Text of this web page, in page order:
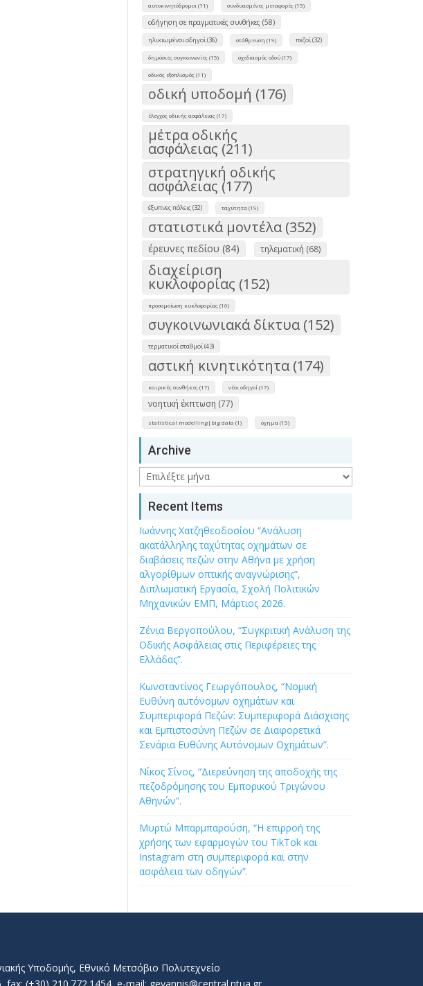
αυτοκινητόδρομοι (11) συνδυασμένες μεταφορές (15)
οδήγηση σε πραγματικές συνθήκες (58)
ηλικιωμένοι οδηγοί (36) στάθμευση (19) πεζοί (32)
δημόσιες συγκοινωνίες (15) σχεδιασμός οδού (17)
οδικός εξοπλισμός (11)
οδική υποδομή (176)
έλεγχος οδικής ασφάλειας (17)
μέτρα οδικής
ασφάλειας (211)
στρατηγική οδικής
ασφάλειας (177)
έξυπνες πόλεις (32) ταχύτητα (19)
στατιστικά μοντέλα (352)
έρευνες πεδίου (84) τηλεματική (68)
διαχείριση
κυκλοφορίας (152)
προσομοίωση κυκλοφορίας (16)
συγκοινωνιακά δίκτυα (152)
τερματικοί σταθμοί (43)
αστική κινητικότητα (174)
καιρικές συνθήκες (17) νέοι οδηγοί (17)
νοητική έκπτωση (77)
statistical modelling|big data (1) όχημα (15)
Archive
Archive
Recent Items
Ιωάννης Χατζηθεοδοσίου “Ανάλυση
ακατάλληλης ταχύτητας οχημάτων σε
διαβάσεις πεζών στην Αθήνα με χρήση
αλγορίθμων οπτικής αναγνώρισης”,
Διπλωματική Εργασία, Σχολή Πολιτικών
Μηχανικών ΕΜΠ, Μάρτιος 2026.
Ζένια Βεργοπούλου, “Συγκριτική Ανάλυση της
Οδικής Ασφάλειας στις Περιφέρειες της
Ελλάδας”.
Κωνσταντίνος Γεωργόπουλος, “Νομική
Ευθύνη αυτόνομων οχημάτων και
Συμπεριφορά Πεζών: Συμπεριφορά Διάσχισης
και Εμπιστοσύνη Πεζών σε Διαφορετικά
Σενάρια Ευθύνης Αυτόνομων Οχημάτων”.
Νίκος Σίνος, “Διερεύνηση της αποδοχής της
πεζοδρόμησης του Εμπορικού Τριγώνου
Αθηνών”.
Μυρτώ Μπαρμπαρούση, “Η επιρροή της
χρήσης των εφαρμογών του TikTok και
Instagram στη συμπεριφορά και στην
ασφάλεια των οδηγών”.
Υποδομής, Εθνικό Μετσόβιο Πολυτεχνείο